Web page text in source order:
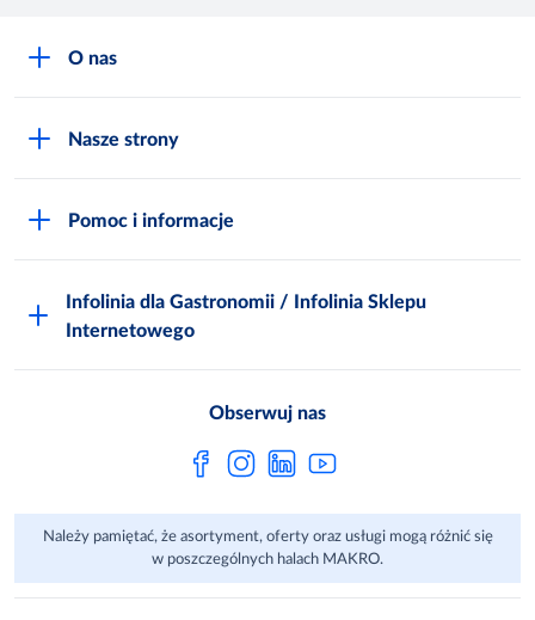
O nas
Zgłoś naruszenie
Inspektor Ochrony Danych
Metro AG
Sprawozdanie niefinansowe
Nasze strony
Polskie Skarby Kulinarne
Zgody marketingowe
Pomoc i informacje
FAQ
Jak kupować w MAKRO Online
Regulaminy Klienta
Regulaminy akcji promocyjnych
Aplikacje mobilne
Infolinia dla Gastronomii / Infolinia Sklepu
Internetowego
Obserwuj nas
Należy pamiętać, że asortyment, oferty oraz usługi mogą różnić się
w poszczególnych halach MAKRO.